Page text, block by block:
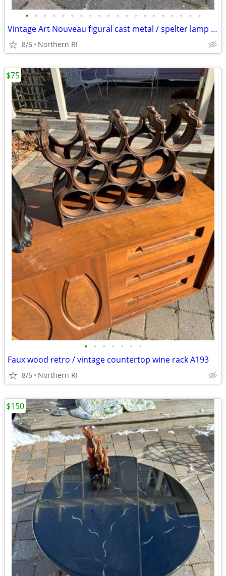
• • • • • • • • • • • • • • • • • • • •
Vintage Art Nouveau figural cast metal / spelter lamp A237
8/6 Northern RI
• • • • • • •
Faux wood retro / vintage countertop wine rack A193
8/6 Northern RI
$75
$150